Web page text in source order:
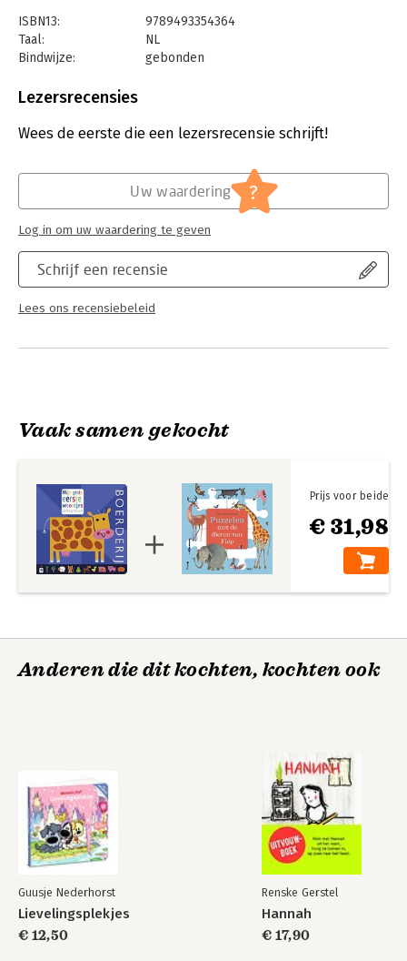
'Dit boek met eerste woordjes werkt zeer uitnodigend door de
openklappende bladzijden
leefwereld en de interesses van jonge peuters.’ - Pluizuit
ISBN13:
9789493354364
Taal:
NL
Bindwijze:
gebonden
Uitgever:
Verschijningsdatum:
11-6-2025
Lezersrecensies
Wees de eerste die een lezersrecensie schrijft!
Schrijf een recensie
Lees ons recensiebeleid
Uw waardering ?
Log in om uw waardering te geven
Vaak samen gekocht
€ 31,98
Prijs voor beide
Anderen die dit kochten, kochten ook
Guusje Nederhorst
Lievelingsplekjes
€ 12,50
Renske Gerstel
Hannah
€ 17,90